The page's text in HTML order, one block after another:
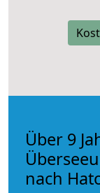
Über 9
nach